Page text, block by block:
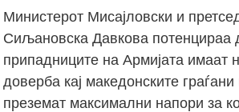
Министерот Мисајловски и
Сиљановска Давкова потенцираа
припадниците на Армијата имаат
доверба кај македонските
преземат максимални напори за